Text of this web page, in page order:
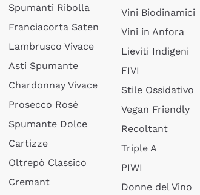
Spumanti Ribolla
Franciacorta Saten
Lambrusco Vivace
Asti Spumante
Chardonnay Vivace
Prosecco Rosé
Spumante Dolce
Cartizze
Oltrepò Classico
Cremant
Vini Biodinamici
Vini in Anfora
Lieviti Indigeni
FIVI
Stile Ossidativo
Vegan Friendly
Recoltant
Triple A
PIWI
Donne del Vino